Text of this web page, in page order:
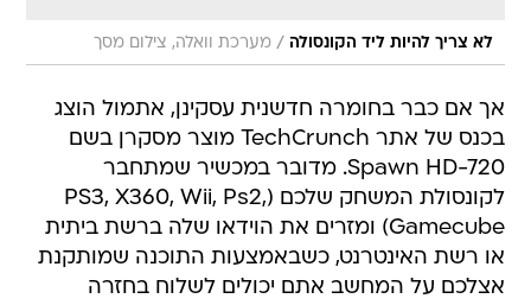
לא צריך להיות ליד הקונסולה / מערכת וואלה, צילום מסך
אך אם כבר בחומרה חדשנית עסקינן, אתמול הוצג
בכנס של אתר TechCrunch מוצר מסקרן בשם
Spawn HD-720. מדובר במכשיר שמתחבר
לקונסולת המשחק שלכם (PS3, X360, Wii, Ps2,
Gamecube) ומזרים את הוידאו שלה ברשת ביתית
או רשת האינטרנט, כשבאמצעות התוכנה שמותקנת
אצלכם על המחשב אתם יכולים לשלוח בחזרה